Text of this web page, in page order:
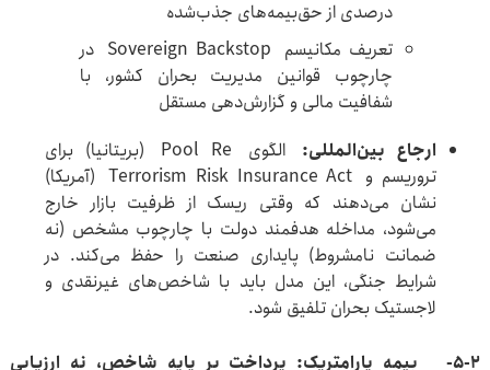
درصدی از حق‌بیمه‌های جذب‌شده
تعریف مکانیسم Sovereign Backstop در
چارچوب قوانین مدیریت بحران کشور، با
شفافیت مالی و گزارش‌دهی مستقل
ارجاع بین‌المللی:
الگوی Pool Re (بریتانیا) برای
تروریسم و Terrorism Risk Insurance Act (آمریکا)
نشان می‌دهند که وقتی ریسک از ظرفیت بازار خارج
می‌شود، مداخله هدفمند دولت با چارچوب مشخص (نه
ضمانت نامشروط) پایداری صنعت را حفظ می‌کند. در
شرایط جنگی، این مدل باید با شاخص‌های غیرنقدی و
لاجستیک بحران تلفیق شود.
5-2-
بیمه پارامتریک: پرداخت بر پایه شاخص، نه ارزیابی